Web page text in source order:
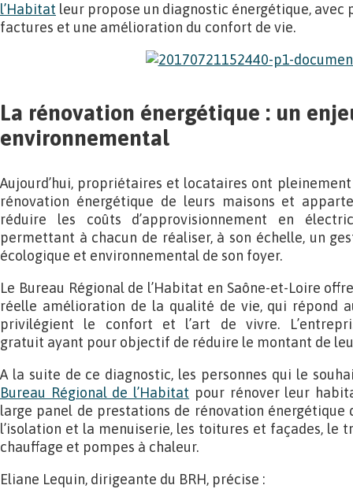
l’Habitat leur propose un diagnostic énergétique,
factures et une amélioration du confort de vie.
La rénovation énergétique : un
environnemental
Aujourd’hui, propriétaires et locataires ont
rénovation énergétique de leurs maisons et
réduire les coûts d’approvisionnement en
permettant à chacun de réaliser, à son échelle, un
écologique et environnemental de son foyer.
Le Bureau Régional de l’Habitat en Saône-et-Loire
réelle amélioration de la qualité de vie, qui répond
privilégient le confort et l’art de vivre.
gratuit ayant pour objectif de réduire le montant de
A la suite de ce diagnostic, les personnes qui le
Bureau Régional de l’Habitat pour rénover leur
large panel de prestations de rénovation énergétique
l’isolation et la menuiserie, les toitures et façades, le
chauffage et pompes à chaleur.
Eliane Lequin, dirigeante du BRH, précise :